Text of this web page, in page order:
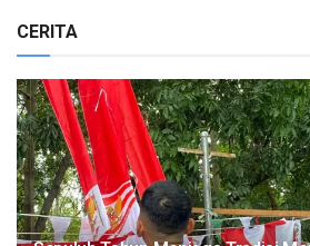
CERITA